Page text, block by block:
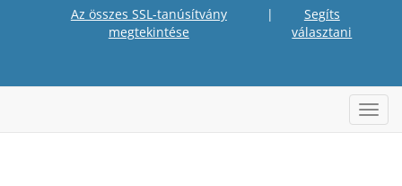
Az összes SSL-tanúsítvány
megtekintése
|
Segíts
választani